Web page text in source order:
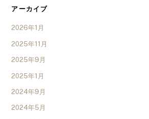
アーカイブ
2026年1月
2025年11月
2025年9月
2025年1月
2024年9月
2024年5月